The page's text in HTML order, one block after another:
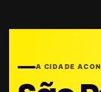
A CIDADE